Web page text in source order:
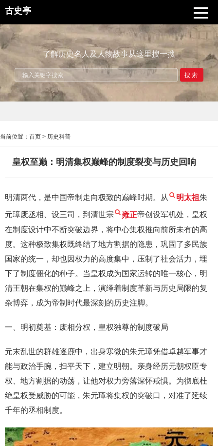
古史亭
了解历史名人及人物故事从这里搜一搜
搜索
当前位置： 首页 > 历史科普
皇权至巅：明清集权巅峰的制度裂变与历史回响
明清两代，是中国帝制走向极致的巅峰时期。从 明太祖朱
元璋废丞相、设三司，到清世宗 雍正帝创设军机处，皇权
在制度设计中不断突破边界，将中心集权推向前所未有的高
度。这种极致集权既终结了地方割据的隐患，巩固了多民族
国家的统一，却也因权力的高度集中，压制了社会活力，埋
下了制度僵化的种子。当皇权成为国家运转的唯一核心，明
清王朝在集权的巅峰之上，演绎着制度革新与历史局限的复
杂博弈，成为帝制时代最深刻的历史注脚。
一、明初奠基：废相分权，皇权独尊的制度破局
元末乱世的群雄逐鹿中，出身寒微的朱元璋凭借卓越军事才
能与政治手腕，扫平天下，建立明朝。亲身经历元朝权臣专
权、地方割据的动荡，让他对权力旁落深怀戒惧。为彻底杜
绝皇权受威胁的可能，朱元璋将集权的突破口，对准了延续
千年的丞相制度。